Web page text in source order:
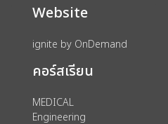
Website
ignite by OnDemand
คอร์สเรียน
MEDICAL
Engineering